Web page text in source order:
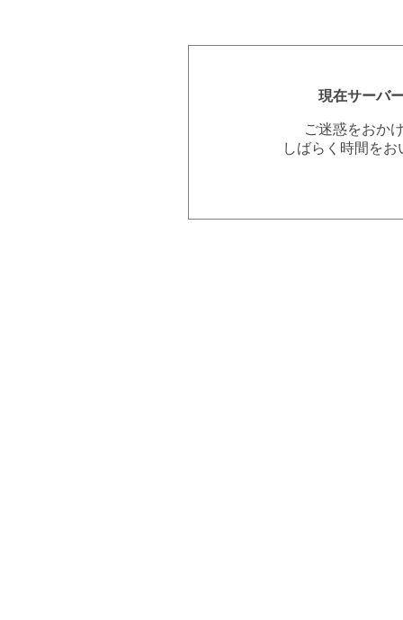
現在サーバ
ご迷惑をおか
しばらく時間を